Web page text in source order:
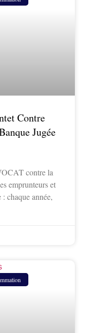
Contre
Jugée
contre la
emprunteurs et
chaque année,